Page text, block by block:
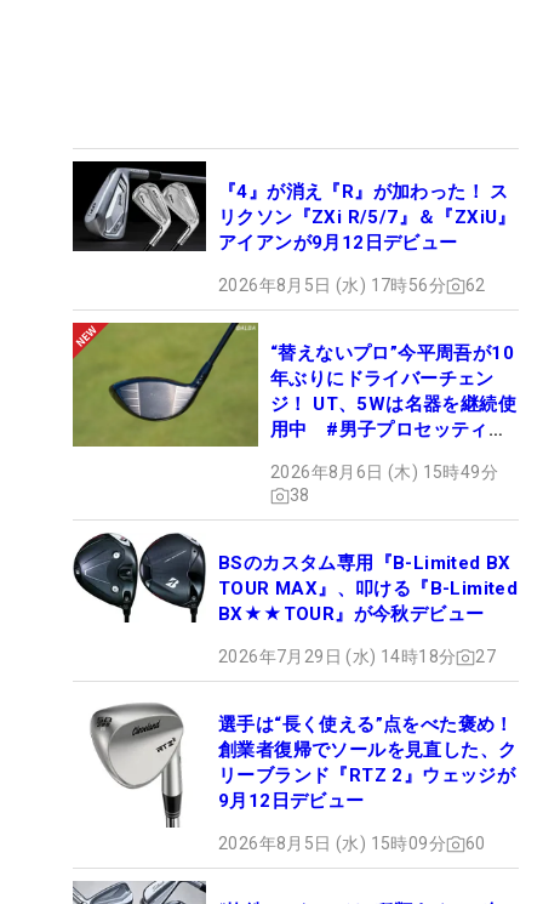
『4』が消え『R』が加わった！ ス
リクソン『ZXi R/5/7』＆『ZXiU』
アイアンが9月12日デビュー
2026年8月5日 (水) 17時56分 62
“替えないプロ”今平周吾が10
年ぶりにドライバーチェン
ジ！ UT、5Wは名器を継続使
用中 #男子プロセッティン
2026年8月6日 (木) 15時49分
38
BSのカスタム専用『B-Limited BX
TOUR MAX』、叩ける『B-Limited
BX★★TOUR』が今秋デビュー
2026年7月29日 (水) 14時18分 27
選手は“長く使える”点をべた褒め！
創業者復帰でソールを見直した、ク
リーブランド『RTZ 2』ウェッジが
9月12日デビュー
2026年8月5日 (水) 15時09分 60